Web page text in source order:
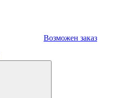
Возможен заказ